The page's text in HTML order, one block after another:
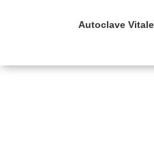
Autoclave